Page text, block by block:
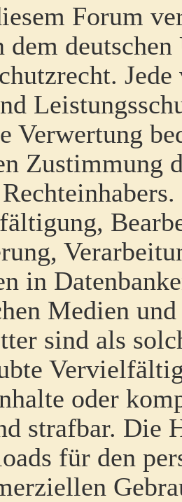
Forum
dem
Verwertung
Zustimmung
in
Medien
sind als
oder
strafbar. Die
für den